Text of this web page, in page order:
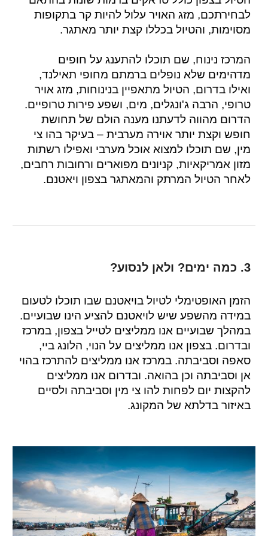
לבחירתכם, מזג האויר עלול להיות קר בתקופות
מסוימות, והטיול בכללו קצת יותר מאתגר.
המרכז נינוח, שם תוכלו להתענג על חופים
מדהימים שלא נופלים ברמתם מחופי תאילנד,
ואילו בדרום, הטיול מתאפיין בנינוחות, מזג אויר
טרופי, הרבה ג'ונגלים, מים, ושפע פירות טרופיים.
הדרום מהווה לדעתנו מענה הולם של תחושת
חופש וקצת יותר אוירה מערבית – בעיקר בהו צי
מין, שם תוכלו למצוא אוכל מערבי ואפילו רשתות
מזון אמריקאיות, קניונים מפוארים ורחובות רחבים,
לאחר הטיול המרתק והמאתגר בצפון ויאטנם.
3. כמה ימים? ולאן לנסוע?
הזמן האופטימלי לטיול בויאטנם שבו תוכלו לטעום
במידה מהשפע שיש לויאטנם להציע הינו שבועיים.
במהלך שבועיים אנו ממליצים לטייל בצפון, במרכז
ובדרום. בצפון אנו ממליצים על הנוי, הלונג ביי,
סאפה וסביבתה. במרכז אנו ממליצים להתרכז בהוי
אן וסביבתה וכן בהואה. ובדרום אנו ממליצים
להקצות יום לפחות להו צי מין וסביבתה ולסיים
באיזור בדלתא של המקונג.